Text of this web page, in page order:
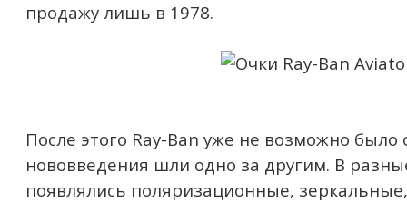
продажу лишь в 1978.
После этого Ray-Ban уже не возможно было
нововведения шли одно за другим. В
появлялись поляризационные,